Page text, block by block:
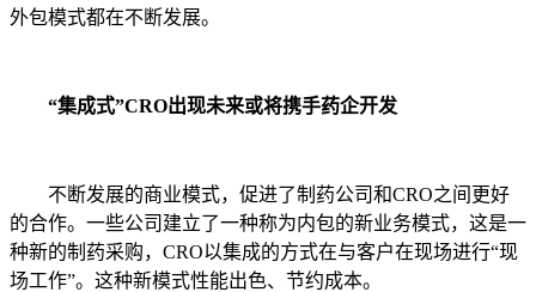
外包模式都在不断发展。
“集成式”CRO出现未来或将携手药企开发
不断发展的商业模式，促进了制药公司和CRO之间更好
的合作。一些公司建立了一种称为内包的新业务模式，这是一
种新的制药采购，CRO以集成的方式在与客户在现场进行“现
场工作”。这种新模式性能出色、节约成本。